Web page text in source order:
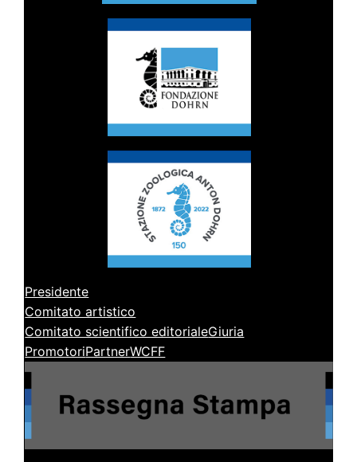
Presidente
Comitato artistico
Comitato scientifico editorialeGiuria
PromotoriPartnerWCFF